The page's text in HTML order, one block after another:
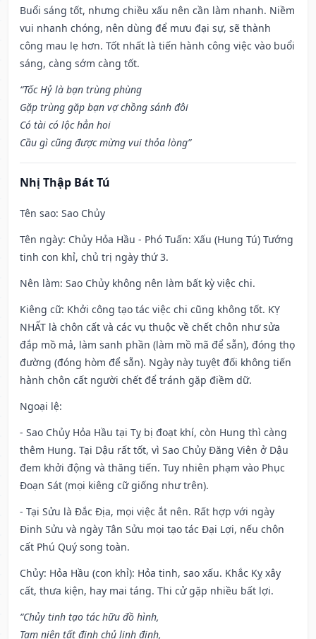
Buổi sáng tốt, nhưng chiều xấu nên cần làm nhanh. Niềm
vui nhanh chóng, nên dùng để mưu đại sự, sẽ thành
công mau lẹ hơn. Tốt nhất là tiến hành công việc vào buổi
sáng, càng sớm càng tốt.
“Tốc Hỷ là bạn trùng phùng
Gặp trùng gặp bạn vợ chồng sánh đôi
Có tài có lộc hẳn hoi
Cầu gì cũng được mừng vui thỏa lòng”
Nhị Thập Bát Tú
Tên sao: Sao Chủy
Tên ngày: Chủy Hỏa Hầu - Phó Tuấn: Xấu (Hung Tú) Tướng
tinh con khỉ, chủ trị ngày thứ 3.
Nên làm: Sao Chủy không nên làm bất kỳ việc chi.
Kiêng cữ: Khởi công tạo tác việc chi cũng không tốt. KỴ
NHẤT là chôn cất và các vụ thuộc về chết chôn như sửa
đắp mồ mả, làm sanh phần (làm mồ mã để sẵn), đóng thọ
đường (đóng hòm để sẵn). Ngày này tuyệt đối không tiến
hành chôn cất người chết để tránh gặp điềm dữ.
Ngoại lệ:
- Sao Chủy Hỏa Hầu tại Tỵ bị đoạt khí, còn Hung thì càng
thêm Hung. Tại Dậu rất tốt, vì Sao Chủy Đăng Viên ở Dậu
đem khởi động và thăng tiến. Tuy nhiên phạm vào Phục
Đoạn Sát (mọi kiêng cữ giống như trên).
- Tại Sửu là Đắc Địa, mọi việc ắt nên. Rất hợp với ngày
Đinh Sửu và ngày Tân Sửu mọi tạo tác Đại Lợi, nếu chôn
cất Phú Quý song toàn.
Chủy: Hỏa Hầu (con khỉ): Hỏa tinh, sao xấu. Khắc Kỵ xây
cất, thưa kiện, hay mai táng. Thi cử gặp nhiều bất lợi.
“Chủy tinh tạo tác hữu đồ hình,
Tam niên tất đinh chủ linh đinh,